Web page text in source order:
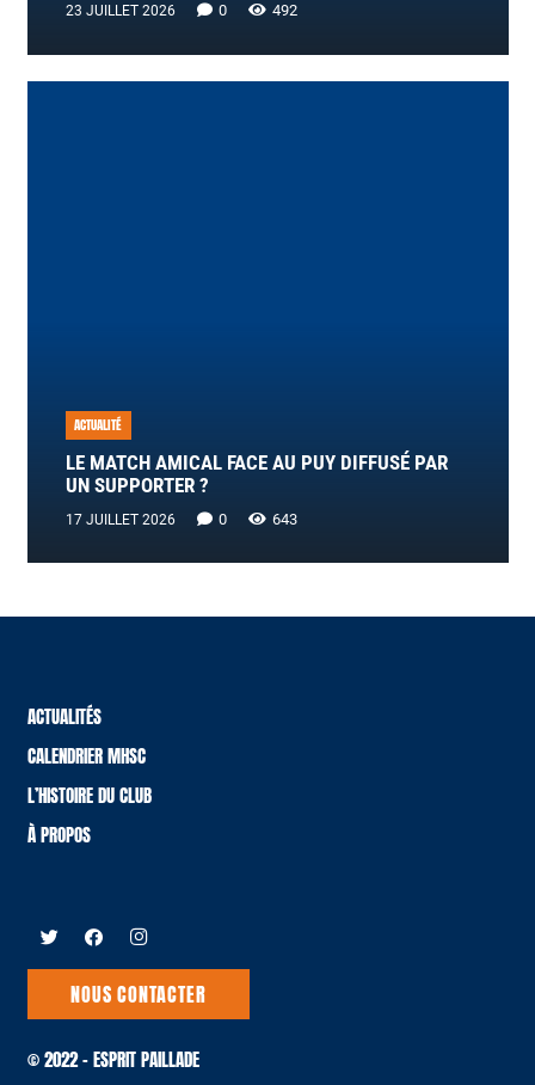
23 JUILLET 2026 0 492
ACTUALITÉ
LE MATCH AMICAL FACE AU PUY DIFFUSÉ PAR
UN SUPPORTER ?
17 JUILLET 2026 0 643
ACTUALITÉS
CALENDRIER MHSC
L’HISTOIRE DU CLUB
À PROPOS
NOUS CONTACTER
© 2022 – ESPRIT PAILLADE